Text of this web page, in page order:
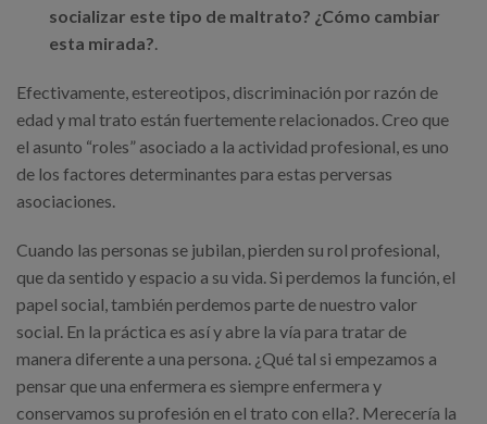
socializar este tipo de maltrato? ¿Cómo cambiar
esta mirada?.
Efectivamente, estereotipos, discriminación por razón de
edad y mal trato están fuertemente relacionados. Creo que
el asunto “roles” asociado a la actividad profesional, es uno
de los factores determinantes para estas perversas
asociaciones.
Cuando las personas se jubilan, pierden su rol profesional,
que da sentido y espacio a su vida. Si perdemos la función, el
papel social, también perdemos parte de nuestro valor
social. En la práctica es así y abre la vía para tratar de
manera diferente a una persona. ¿Qué tal si empezamos a
pensar que una enfermera es siempre enfermera y
conservamos su profesión en el trato con ella?. Merecería la